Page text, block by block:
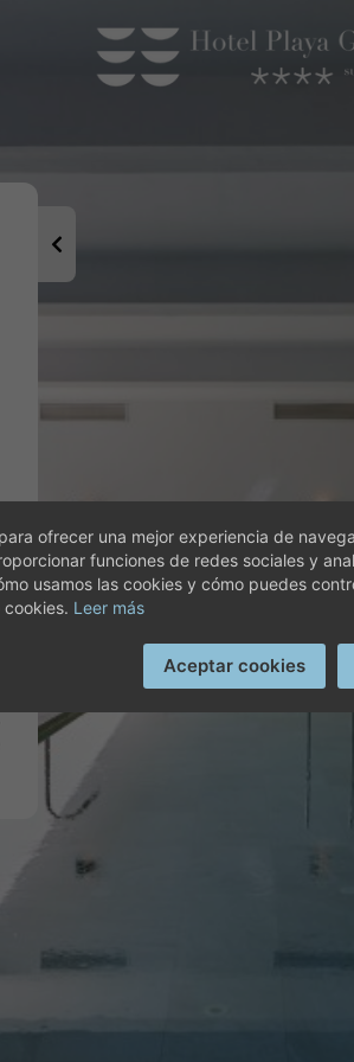
HOTEL
ofrecer una mejor experiencia de
funciones de redes sociales y
usamos las cookies y cómo puedes
Leer más
Aceptar cookies